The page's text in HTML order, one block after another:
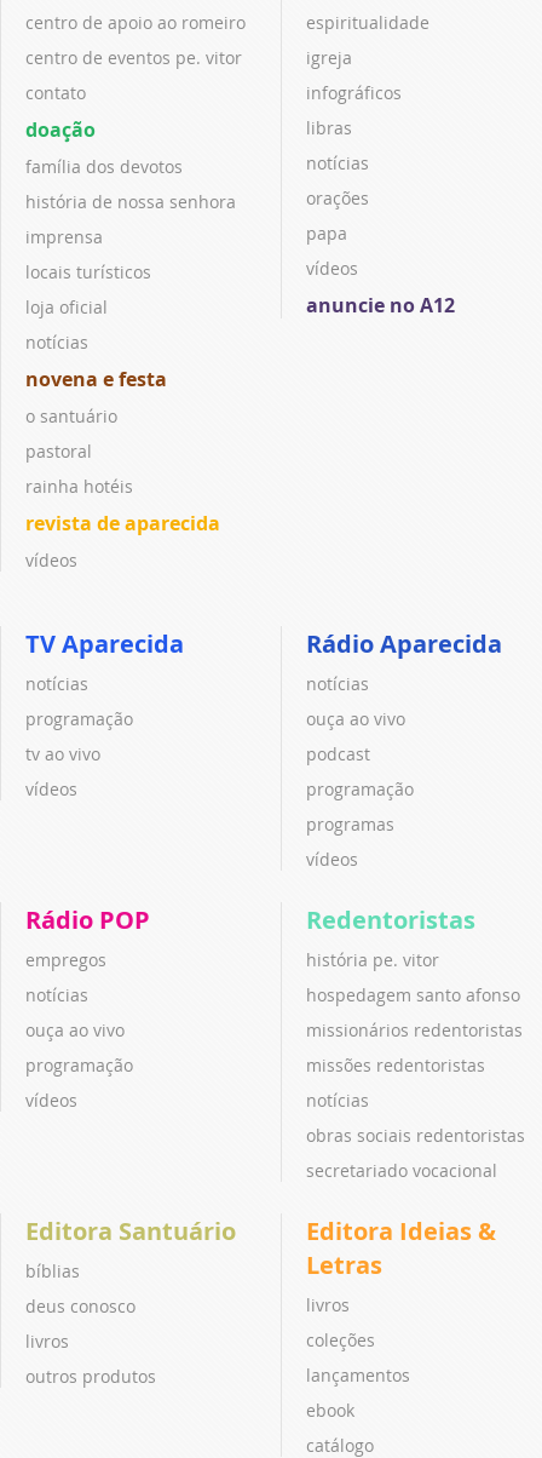
centro de apoio ao romeiro
centro de eventos pe. vitor
contato
doação
família dos devotos
história de nossa senhora
imprensa
locais turísticos
loja oficial
notícias
novena e festa
o santuário
pastoral
rainha hotéis
revista de aparecida
vídeos
espiritualidade
igreja
infográficos
libras
notícias
orações
papa
vídeos
anuncie no A12
TV Aparecida
notícias
programação
tv ao vivo
vídeos
Rádio Aparecida
notícias
ouça ao vivo
podcast
programação
programas
vídeos
Rádio POP
empregos
notícias
ouça ao vivo
programação
vídeos
Redentoristas
história pe. vitor
hospedagem santo afonso
missionários redentoristas
missões redentoristas
notícias
obras sociais redentoristas
secretariado vocacional
Editora Santuário
bíblias
deus conosco
livros
outros produtos
Editora Ideias &
Letras
livros
coleções
lançamentos
ebook
catálogo